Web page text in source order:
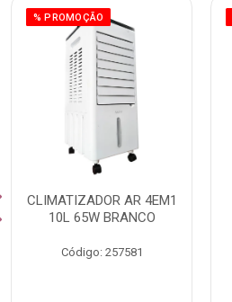
% PROMOÇÃO
CLIMATIZADOR AR 4EM1
10L 65W BRANCO
Código: 257581